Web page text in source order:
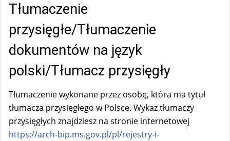
Tłumaczenie
przysięgłe/Tłumaczenie
dokumentów na język
polski/Tłumacz przysięgły
Tłumaczenie wykonane przez osobę, która ma tytuł
tłumacza przysięgłego w Polsce. Wykaz tłumaczy
przysięgłych znajdziesz na stronie internetowej
https://arch-bip.ms.gov.pl/pl/rejestry-i-